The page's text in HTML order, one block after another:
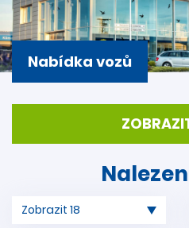
Nabídka vozů